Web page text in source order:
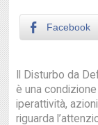
Facebook
Il Disturbo da
è una
iperattività,
riguarda